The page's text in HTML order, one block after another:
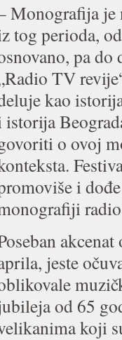
Monografija je
tog perioda,
pa do
TV
kao
istorija
o ovoj
i
jeste
od 65
koji